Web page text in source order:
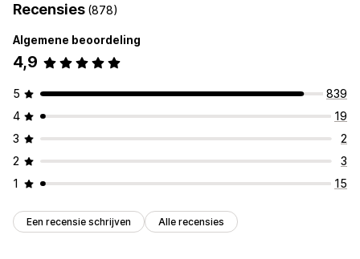
Recensies (878)
Algemene beoordeling
4,9
5
839
4
19
3
2
2
3
1
15
Een recensie schrijven Alle recensies